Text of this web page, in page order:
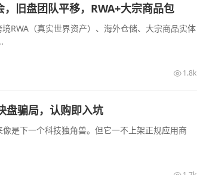
旧盘团队平移，RWA+大宗商品包
RWA（真实世界资产）、海外仓储、大宗商品实体
1.8k
骗局，认购即入坑
是下一个科技独角兽。但它一不上架正规应用商